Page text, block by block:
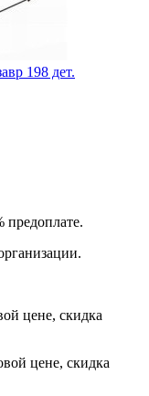
198 дет.
предоплате.
цене, скидка
цене, скидка